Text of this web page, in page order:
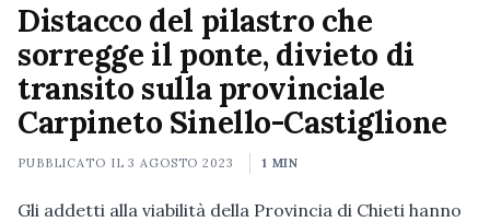
Distacco del pilastro che
sorregge il ponte, divieto di
transito sulla provinciale
Carpineto Sinello-Castiglione
PUBBLICATO IL3 AGOSTO 2023 1 MIN
Gli addetti alla viabilità della Provincia di Chieti hanno